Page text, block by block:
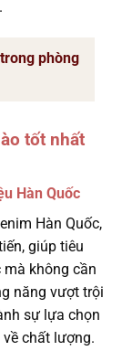
phòng
tốt nhất
Hàn Quốc
Hàn Quốc,
giúp tiêu
mà không cần
năng vượt trội
sự lựa chọn
chất lượng.